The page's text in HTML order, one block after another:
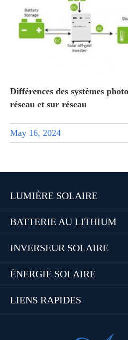
Différences des systèmes
réseau et sur réseau
May 16, 2024
LUMIÈRE SOLAIRE
BATTERIE AU LITHIUM
INVERSEUR SOLAIRE
ÉNERGIE SOLAIRE
LIENS RAPIDES